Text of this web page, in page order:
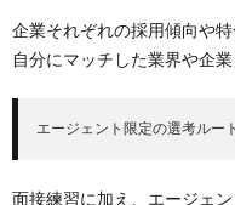
企業それぞれの採用傾向や
自分にマッチした業界や企業
エージェント限定の選考ルー
面接練習に加え、エージェ